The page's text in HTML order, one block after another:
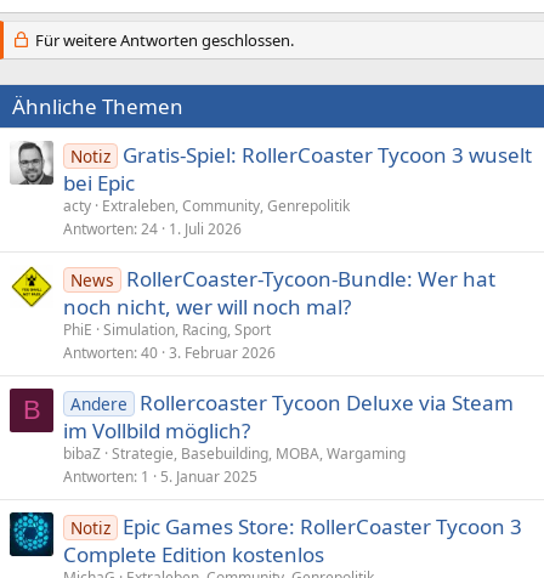
Für weitere Antworten geschlossen.
Ähnliche Themen
Notiz Gratis-Spiel: RollerCoaster Tycoon 3 wuselt
bei Epic
acty Extraleben, Community, Genrepolitik
Antworten 24 1. Juli 2026
News
RollerCoaster-Tycoon-Bundle: Wer hat
noch nicht, wer will noch mal?
PhiE Simulation, Racing, Sport
Antworten 40 3. Februar 2026
B Andere
Rollercoaster Tycoon Deluxe via Steam
im Vollbild möglich?
bibaZ Strategie, Basebuilding, MOBA, Wargaming
Antworten 1 5. Januar 2025
Notiz Epic Games Store: RollerCoaster Tycoon 3
Complete Edition kostenlos